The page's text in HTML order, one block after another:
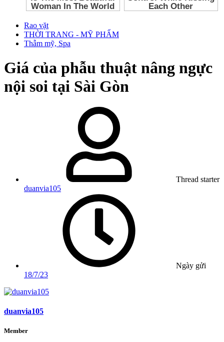
Rao vặt
THỜI TRANG - MỸ PHẨM
Thẫm mỹ, Spa
Giá của phẫu thuật nâng ngực
nội soi tại Sài Gòn
Thread starter
duanvia105
Ngày gửi
18/7/23
duanvia105
Member